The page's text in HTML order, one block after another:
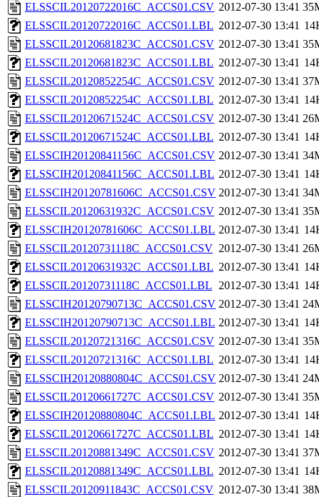
ELSSCIL20120722016C_ACCS01.CSV 2012-07-30 13:41
ELSSCIL20120722016C_ACCS01.LBL 2012-07-30 13:41
ELSSCIL20120681823C_ACCS01.CSV 2012-07-30 13:41
ELSSCIL20120681823C_ACCS01.LBL 2012-07-30 13:41
ELSSCIL20120852254C_ACCS01.CSV 2012-07-30 13:41
ELSSCIL20120852254C_ACCS01.LBL 2012-07-30 13:41
ELSSCIL20120671524C_ACCS01.CSV 2012-07-30 13:41
ELSSCIL20120671524C_ACCS01.LBL 2012-07-30 13:41
ELSSCIH20120841156C_ACCS01.CSV 2012-07-30 13:41
ELSSCIH20120841156C_ACCS01.LBL 2012-07-30 13:41
ELSSCIH20120781606C_ACCS01.CSV 2012-07-30 13:41
ELSSCIL20120631932C_ACCS01.CSV 2012-07-30 13:41
ELSSCIH20120781606C_ACCS01.LBL 2012-07-30 13:41
ELSSCIL20120731118C_ACCS01.CSV 2012-07-30 13:41
ELSSCIL20120631932C_ACCS01.LBL 2012-07-30 13:41
ELSSCIL20120731118C_ACCS01.LBL 2012-07-30 13:41
ELSSCIH20120790713C_ACCS01.CSV 2012-07-30 13:41
ELSSCIH20120790713C_ACCS01.LBL 2012-07-30 13:41
ELSSCIL20120721316C_ACCS01.CSV 2012-07-30 13:41
ELSSCIL20120721316C_ACCS01.LBL 2012-07-30 13:41
ELSSCIH20120880804C_ACCS01.CSV 2012-07-30 13:41
ELSSCIL20120661727C_ACCS01.CSV 2012-07-30 13:41
ELSSCIH20120880804C_ACCS01.LBL 2012-07-30 13:41
ELSSCIL20120661727C_ACCS01.LBL 2012-07-30 13:41
ELSSCIL20120881349C_ACCS01.CSV 2012-07-30 13:41
ELSSCIL20120881349C_ACCS01.LBL 2012-07-30 13:41
ELSSCIL20120911843C_ACCS01.CSV 2012-07-30 13:41